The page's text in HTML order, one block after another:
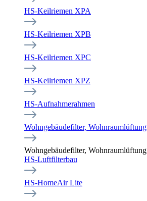
HS-Keilriemen XPA
HS-Keilriemen XPB
HS-Keilriemen XPC
HS-Keilriemen XPZ
HS-Aufnahmerahmen
Wohngebäudefilter, Wohnraumlüftung
Wohngebäudefilter, Wohnraumlüftung
HS-Luftfilterbau
HS-HomeAir Lite